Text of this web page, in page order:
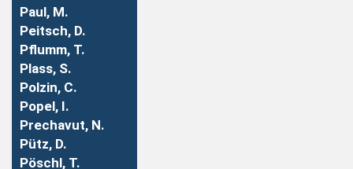
Paul, M.
Peitsch, D.
Pflumm, T.
Plass, S.
Polzin, C.
Popel, I.
Prechavut, N.
Pütz, D.
Pöschl, T.